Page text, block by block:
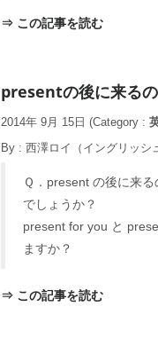
⇒ この記事を読む
presentの後に来る
2014年 9月 15日 (Category :
By : 西澤ロイ（イングリッシ
Ｑ．present の後に来
でしょうか？
present for you と
ますか？
⇒ この記事を読む